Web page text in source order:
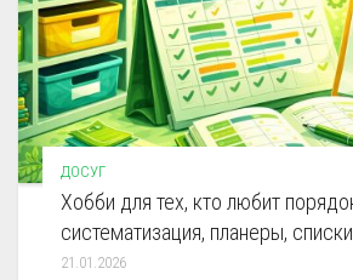
ДОСУГ
Хобби для тех, кто любит
систематизация, планеры, списки
21.01.2026